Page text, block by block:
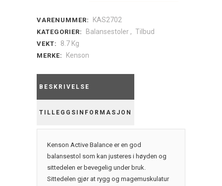
360
quantity
VARENUMMER: KAS2702
KATEGORIER: Balansestoler , Tilbud
VEKT: 8.7 Kg
MERKE: Kenson
BESKRIVELSE
TILLEGGSINFORMASJON
Kenson Active Balance er en god
balansestol som kan justeres i høyden og
sittedelen er bevegelig under bruk.
Sittedelen gjør at rygg og magemuskulatur